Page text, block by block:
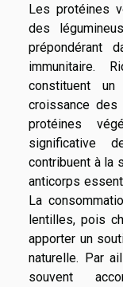
Les protéines
des
prépondérant
immunitaire.
constituent
croissance des
protéines
significative
contribuent à la
anticorps
La
lentilles, pois
apporter un
naturelle. Par
souvent